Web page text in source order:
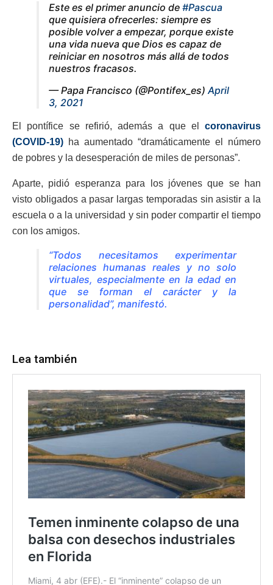
Este es el primer anuncio de #Pascua
que quisiera ofrecerles: siempre es
posible volver a empezar, porque existe
una vida nueva que Dios es capaz de
reiniciar en nosotros más allá de todos
nuestros fracasos.
— Papa Francisco (@Pontifex_es) April
3, 2021
El pontífice se refirió, además a que el coronavirus
(COVID-19) ha aumentado “dramáticamente el número
de pobres y la desesperación de miles de personas”.
Aparte, pidió esperanza para los jóvenes que se han
visto obligados a pasar largas temporadas sin asistir a la
escuela o a la universidad y sin poder compartir el tiempo
con los amigos.
“Todos necesitamos experimentar
relaciones humanas reales y no solo
virtuales, especialmente en la edad en
que se forman el carácter y la
personalidad”, manifestó.
Lea también